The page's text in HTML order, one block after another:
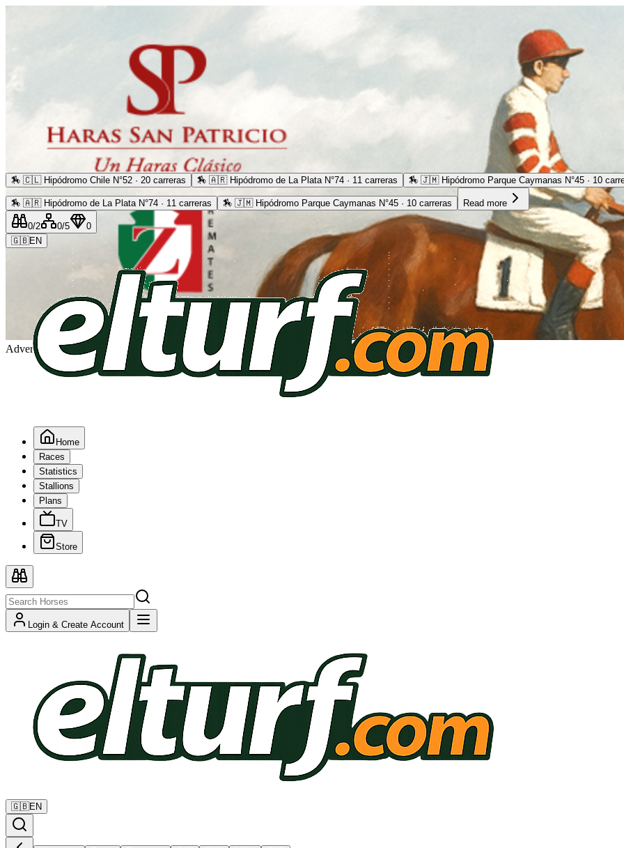
Advertising
🏇 🇨🇱 Hipódromo Chile N°52 · 20 carreras 🏇 🇦🇷 Hipódromo de La Plata N°74 · 11 carreras 🏇 🇯🇲 Hipódromo Parque Caymanas N°45 · 10
🏇 🇦🇷 Hipódromo de La Plata N°74 · 11 carreras 🏇 🇯🇲 Hipódromo Parque Caymanas N°45 · 10 carreras Read more
0/2 0/5
0
🇬🇧EN
Home
Races
Statistics
Stallions
Plans
TV
Store
Login & Create Account
🇬🇧EN